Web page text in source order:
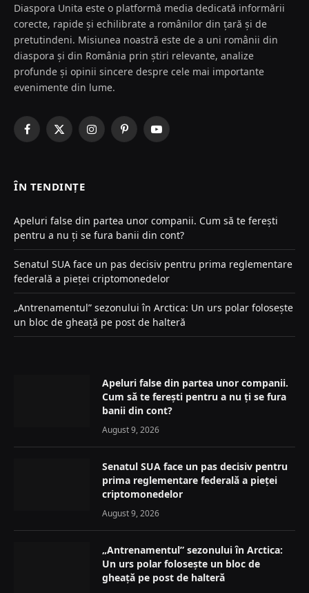
Diaspora Unita este o platformă media dedicată informării
corecte, rapide și echilibrate a românilor din țară și de
pretutindeni. Misiunea noastră este de a uni românii din
diaspora și din România prin știri relevante, analize
profunde și opinii sincere despre cele mai importante
evenimente din lume.
Facebook
X
InstagramPinterestYouTube
ÎN TENDINȚE
Apeluri false din partea unor companii. Cum să te ferești
pentru a nu ți se fura banii din cont?
Senatul SUA face un pas decisiv pentru prima reglementare
federală a pieței criptomonedelor
„Antrenamentul” sezonului în Arctica: Un urs polar folosește
un bloc de gheață pe post de halteră
Apeluri false din partea unor companii.
Cum să te ferești pentru a nu ți se fura
banii din cont?
August 9, 2026
Senatul SUA face un pas decisiv pentru
prima reglementare federală a pieței
criptomonedelor
August 9, 2026
„Antrenamentul” sezonului în Arctica:
Un urs polar folosește un bloc de
gheață pe post de halteră